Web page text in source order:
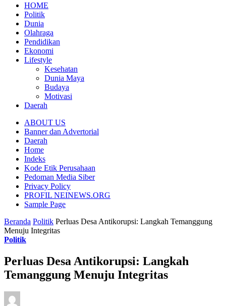
HOME
Politik
Dunia
Olahraga
Pendidikan
Ekonomi
Lifestyle
Kesehatan
Dunia Maya
Budaya
Motivasi
Daerah
ABOUT US
Banner dan Advertorial
Daerah
Home
Indeks
Kode Etik Perusahaan
Pedoman Media Siber
Privacy Policy
PROFIL NEINEWS.ORG
Sample Page
Beranda Politik Perluas Desa Antikorupsi: Langkah Temanggung
Menuju Integritas
Politik
Perluas Desa Antikorupsi: Langkah
Temanggung Menuju Integritas